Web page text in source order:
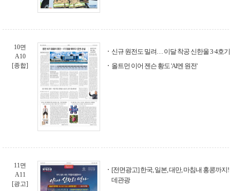
10면
A10
[종합]
신규 원전도 밀려… 이달 착공 신한울 3·4호
올트먼 이어 젠슨 황도 'AI엔 원전'
11면
A11
[광고]
[전면광고] 한국, 일본, 대만, 마침내 홍콩까
데관광